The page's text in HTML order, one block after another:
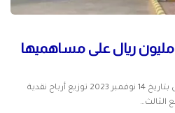
أسمنت حائل توزع 24.1 مليون ريال على مساهميها
أقر مجلس إدارة شركة أسمنت حائل بتاريخ 14 نوفمبر 2023 توزيع أرباح نقدية